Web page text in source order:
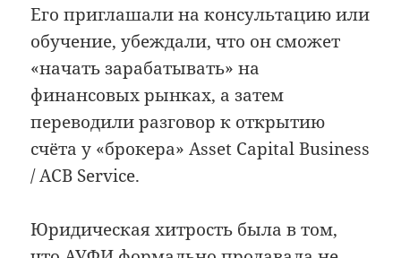
Его приглашали на консультацию или
обучение, убеждали, что он сможет
«начать зарабатывать» на
финансовых рынках, а затем
переводили разговор к открытию
счёта у «брокера» Asset Capital Business
/ ACB Service.
Юридическая хитрость была в том,